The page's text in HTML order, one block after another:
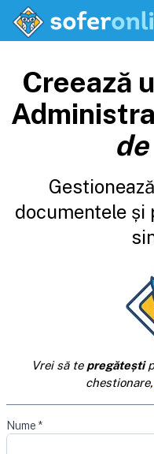
Creează
documentele și
Vrei să te pregătești
chestionare,
Nume *